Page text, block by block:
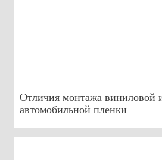
Отличия монтажа виниловой
автомобильной пленки